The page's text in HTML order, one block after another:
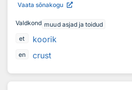
Vaata sõnakogu
Valdkond muud asjad ja toidud
et
koorik
en crust